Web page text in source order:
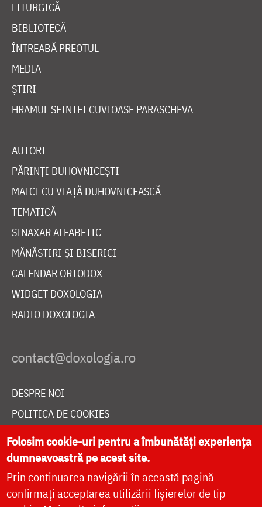
LITURGICĂ
BIBLIOTECĂ
ÎNTREABĂ PREOTUL
MEDIA
ȘTIRI
HRAMUL SFINTEI CUVIOASE PARASCHEVA
AUTORI
PĂRINȚI DUHOVNICEȘTI
MAICI CU VIAȚĂ DUHOVNICEASCĂ
TEMATICĂ
SINAXAR ALFABETIC
MĂNĂSTIRI ȘI BISERICI
CALENDAR ORTODOX
WIDGET DOXOLOGIA
RADIO DOXOLOGIA
DESPRE NOI
POLITICA DE COOKIES
DONEAZĂ ONLINE PENTRU CATEDRALA NAȚIONALĂ
LIVE
Folosim cookie-uri pentru a îmbunătăți experiența
dumneavoastră pe acest site.
Prin continuarea navigării în această pagină
confirmați acceptarea utilizării fișierelor de tip